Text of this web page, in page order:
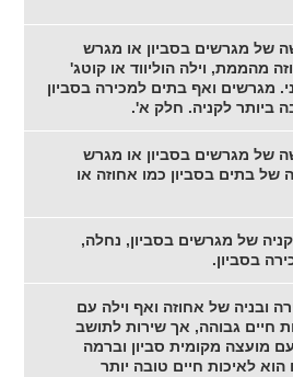
של מגרשים בסביון או מגרש
מהממת, וילה הוליווד או קוטג'
מגרשים ואף בתים למכירה בסביון
ביותר לקניה. חלק א'.
של מגרשים בסביון או מגרש
של בתים בסביון כמו אחוזה או
של מגרשים בסביון, נחלה,
בסביון.
ובניה של אחוזה ואף וילה עם
חיים גבוהה, אך שירות לתושב
מועצה מקומית סביון וברמה
לאיכות חיים טובה יותר